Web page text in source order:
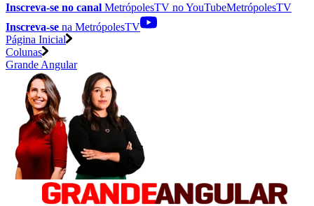
Inscreva-se no canal MetrópolesTV noYouTubeMetrópolesTV
Inscreva-se na MetrópolesTV
Página Inicial
Colunas
Grande Angular